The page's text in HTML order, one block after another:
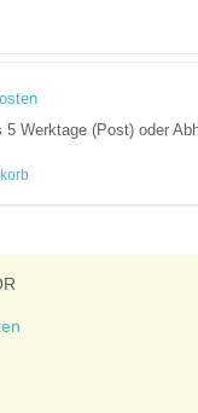
5 Werktage (Post) oder